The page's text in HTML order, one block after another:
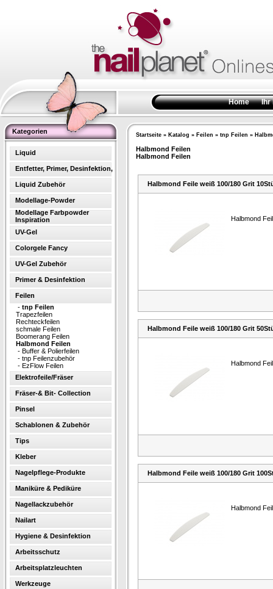
Home Ihr
Kategorien
Liquid
Entfetter, Primer, Desinfektion,
Liquid Zubehör
Modellage-Powder
Modellage Farbpowder
Inspiration
UV-Gel
Colorgele Fancy
UV-Gel Zubehör
Primer & Desinfektion
Feilen
- tnp Feilen
Trapezfeilen
Rechteckfeilen
schmale Feilen
Boomerang Feilen
Halbmond Feilen
- Buffer & Polierfeilen
- tnp Feilenzubehör
- EzFlow Feilen
Elektrofeile/Fräser
Fräser-& Bit- Collection
Pinsel
Schablonen & Zubehör
Tips
Kleber
Nagelpflege-Produkte
Maniküre & Pediküre
Nagellackzubehör
Nailart
Hygiene & Desinfektion
Arbeitsschutz
Arbeitsplatzleuchten
Werkzeuge
Startseite » Katalog » Feilen » tnp Feilen »
Halbmond Feilen
Halbmond Feilen
Halbmond Feile weiß 100/180 Grit
Halbmond
Halbmond Feile weiß 100/180 Grit
Halbmond
Halbmond Feile weiß 100/180 Grit
Halbmond